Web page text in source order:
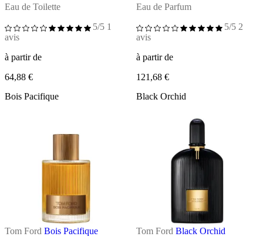
Eau de Toilette
5/5 1
avis
à partir de
64,88 €
Eau de Parfum
5/5 2
avis
à partir de
121,68 €
Bois Pacifique
Tom Ford Bois Pacifique
Black Orchid
Tom Ford Black Orchid